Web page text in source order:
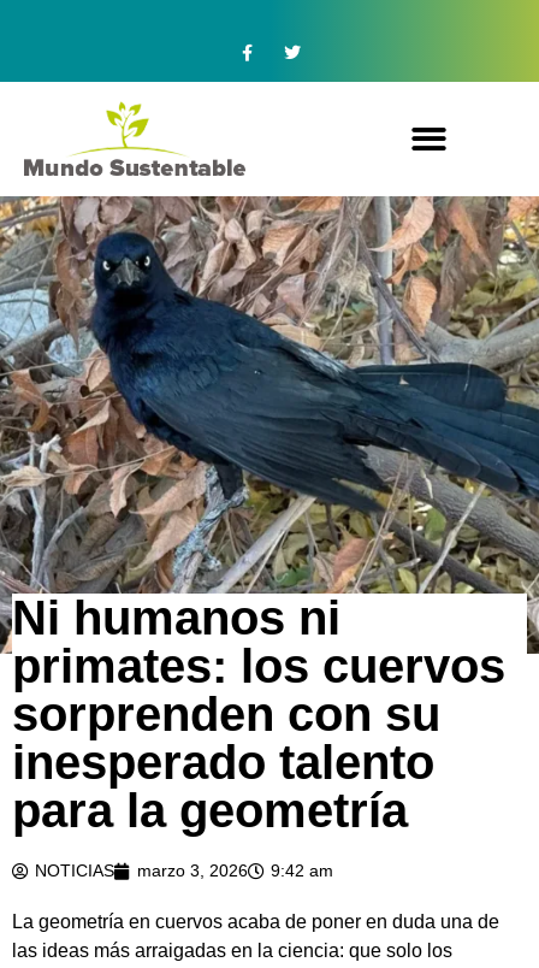
Ni humanos ni
primates: los cuervos
sorprenden con su
inesperado talento
para la geometría
NOTICIAS marzo 3, 2026 9:42 am
La geometría en cuervos acaba de poner en duda una de
las ideas más arraigadas en la ciencia: que solo los